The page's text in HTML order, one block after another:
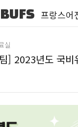
BUFS 프랑스어
실
] 2023년도 국비